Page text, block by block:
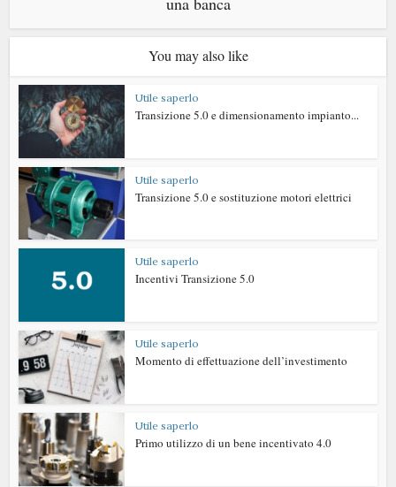
You may also like
Utile saperlo
Transizione 5.0 e dimensionamento impianto...
Utile saperlo
Transizione 5.0 e sostituzione motori elettrici
Utile saperlo
Incentivi Transizione 5.0
Utile saperlo
Momento di effettuazione dell’investimento
Utile saperlo
Primo utilizzo di un bene incentivato 4.0